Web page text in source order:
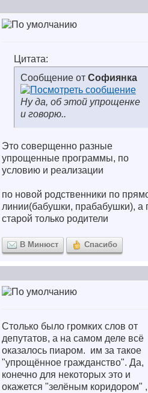
Цитата:
Сообщение от Софиянка
Ну да, об этой упрощенке
и говорю..
Это соверщенно разные
упрощенные программы, по
условию и реализации
по новой родственники по
линии(бабушки, прабабушки), а
старой только родители
В Минюст Спасибо
Столько было громких слов от
депутатов, а на самом деле всё
оказалось пиаром. им за такое
"упрощённое гражданство". Да,
конечно для некоторых это и
окажется "зелёным коридором"